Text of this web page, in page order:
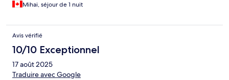
Mihai, séjour de 1 nuit
Avis vérifié
10/10 Exceptionnel
17 août 2025
Traduire avec Google